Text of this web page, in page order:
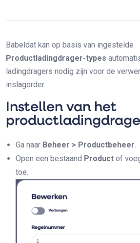
Babeldat kan op basis van ingestelde
Productladingdrager-types
ladingdragers nodig zijn voor de
inslagorder.
Instellen van het
Ga naar Beheer > Productbeheer.
Open een bestaand Product of
toe.